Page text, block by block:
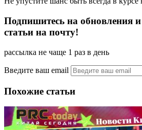
Подпишитесь на обновления
статьи на почту!
рассылка не чаще 1 раз в день
Введите ваш email
Похожие статьи